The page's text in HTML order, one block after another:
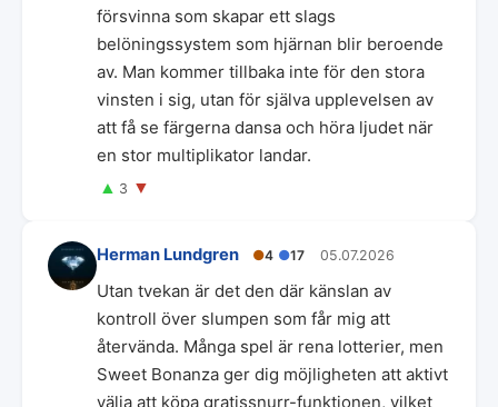
försvinna som skapar ett slags
belöningssystem som hjärnan blir beroende
av. Man kommer tillbaka inte för den stora
vinsten i sig, utan för själva upplevelsen av
att få se färgerna dansa och höra ljudet när
en stor multiplikator landar.
▲ 3 ▼
Herman Lundgren ●4 ●17 05.07.2026
Utan tvekan är det den där känslan av
kontroll över slumpen som får mig att
återvända. Många spel är rena lotterier, men
Sweet Bonanza ger dig möjligheten att aktivt
välja att köpa gratissnurr-funktionen, vilket